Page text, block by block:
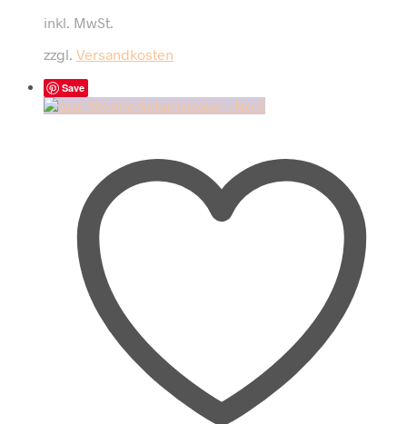
war:
inkl. MwSt.
zzgl. Versandkosten
Save